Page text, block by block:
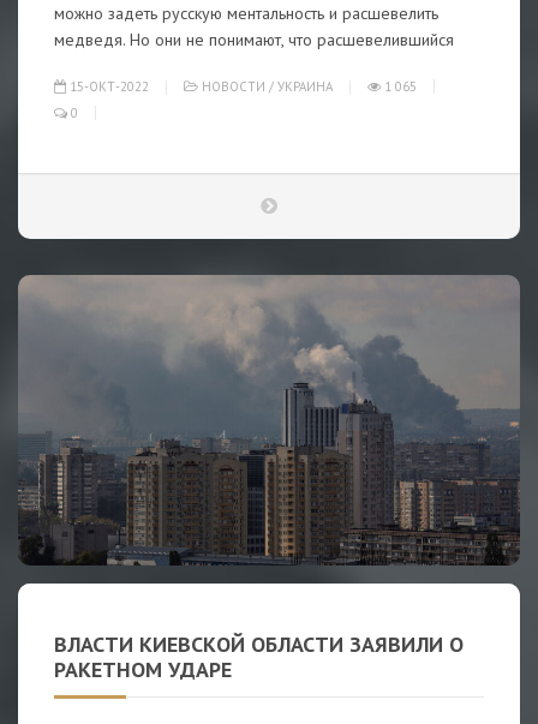
можно задеть русскую ментальность и расшевелить
медведя. Но они не понимают, что расшевелившийся
15-ОКТ-2022 НОВОСТИ / УКРАИНА
1 065
0
ВЛАСТИ КИЕВСКОЙ ОБЛАСТИ ЗАЯВИЛИ О
РАКЕТНОМ УДАРЕ